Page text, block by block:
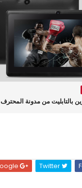
بالتابليت من مدونة المحترف
Twitter